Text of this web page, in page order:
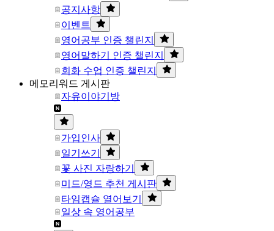
공지사항
이벤트
영어공부 인증 챌린지
영어말하기 인증 챌린지
회화 수업 인증 챌린지
메모리워드 게시판
자유이야기방
가입인사
일기쓰기
꽃 사진 자랑하기
미드/영드 추천 게시판
타임캡슐 열어보기
일상 속 영어공부